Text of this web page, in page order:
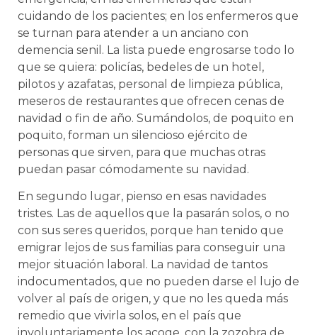
cuidando de los pacientes; en los enfermeros que
se turnan para atender a un anciano con
demencia senil. La lista puede engrosarse todo lo
que se quiera: policías, bedeles de un hotel,
pilotos y azafatas, personal de limpieza pública,
meseros de restaurantes que ofrecen cenas de
navidad o fin de año. Sumándolos, de poquito en
poquito, forman un silencioso ejército de
personas que sirven, para que muchas otras
puedan pasar cómodamente su navidad.
En segundo lugar, pienso en esas navidades
tristes. Las de aquellos que la pasarán solos, o no
con sus seres queridos, porque han tenido que
emigrar lejos de sus familias para conseguir una
mejor situación laboral. La navidad de tantos
indocumentados, que no pueden darse el lujo de
volver al país de origen, y que no les queda más
remedio que vivirla solos, en el país que